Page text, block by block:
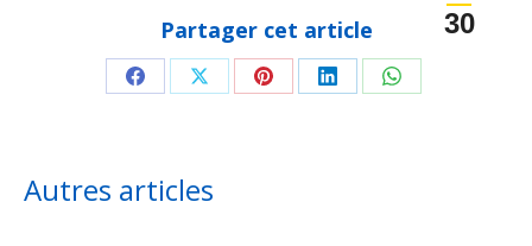
30
Partager cet article
PartagerPartagerPartagerPartagerPartager
Autres articles